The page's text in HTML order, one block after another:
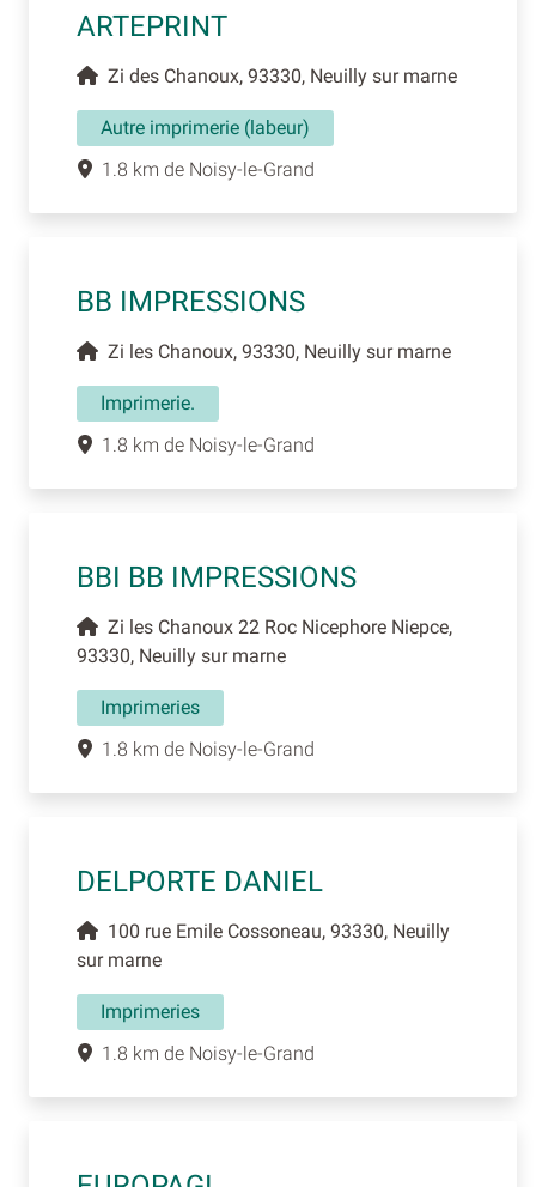
ARTEPRINT
Zi des Chanoux, 93330, Neuilly sur marne
Autre imprimerie (labeur)
1.8 km de Noisy-le-Grand
BB IMPRESSIONS
Zi les Chanoux, 93330, Neuilly sur marne
Imprimerie.
1.8 km de Noisy-le-Grand
BBI BB IMPRESSIONS
Zi les Chanoux 22 Roc Nicephore Niepce,
93330, Neuilly sur marne
Imprimeries
1.8 km de Noisy-le-Grand
DELPORTE DANIEL
100 rue Emile Cossoneau, 93330, Neuilly
sur marne
Imprimeries
1.8 km de Noisy-le-Grand